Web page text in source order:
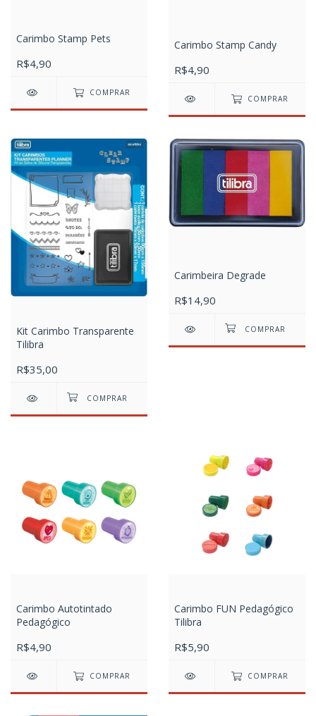
Carimbo Stamp Pets
R$4,90
COMPRAR
Carimbo Stamp Candy
R$4,90
COMPRAR
Kit Carimbo Transparente
Tilibra
R$35,00
Carimbeira Degrade
R$14,90
Carimbo Autotintado
Pedagógico
R$4,90
COMPRAR
Carimbo FUN Pedagógico
Tilibra
R$5,90
COMPRAR